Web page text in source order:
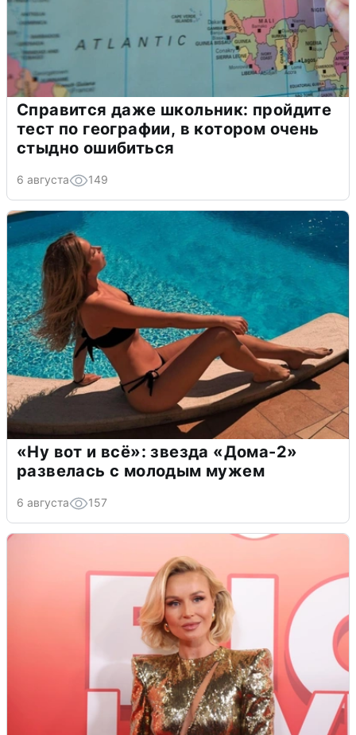
Справится даже школьник: пройдите
тест по географии, в котором очень
стыдно ошибиться
6 августа 149
«Ну вот и всё»: звезда «Дома-2»
развелась с молодым мужем
6 августа 157